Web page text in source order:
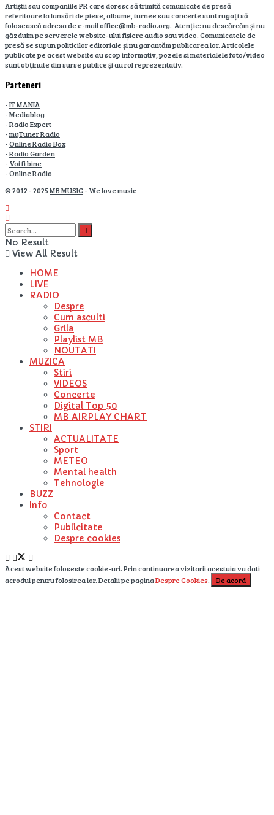
Artiștii sau companiile PR care doresc să trimită comunicate de presă
referitoare la lansări de piese, albume, turnee sau concerte sunt rugați să
folosească adresa de e-mail office@mb-radio.org. Atenție: nu descărcăm și nu
găzduim pe serverele website-ului fișiere audio sau video. Comunicatele de
presă se supun politicilor editoriale și nu garantăm publicarea lor. Articolele
publicate pe acest website au scop informativ, pozele si materialele foto/video
sunt obținute din surse publice și au rol reprezentativ.
Parteneri
-IT MANIA
-Mediablog
-Radio Expert
-myTuner Radio
-Online Radio Box
-Radio Garden
- Voi fi bine
-Online Radio
© 2012 - 2025MB MUSIC- We love music
No Result
View All Result
HOME
LIVE
RADIO
Despre
Cum asculti
Grila
Playlist MB
NOUTATI
MUZICA
Stiri
VIDEOS
Concerte
Digital Top 50
MB AIRPLAY CHART
STIRI
ACTUALITATE
Sport
METEO
Mental health
Tehnologie
BUZZ
Info
Contact
Publicitate
Despre cookies
Acest website foloseste cookie-uri. Prin continuarea vizitarii acestuia va dati
acrodul pentru folosirea lor. Detalii pe paginaDespre Cookies. De acord